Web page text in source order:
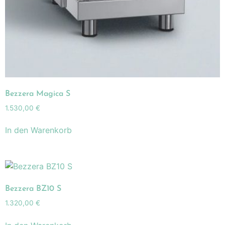
Bezzera Magica S
1.530,00 €
In den Warenkorb
Bezzera BZ10 S
1.320,00 €